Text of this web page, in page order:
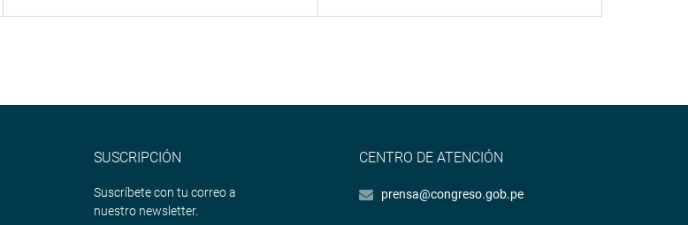
SUSCRIPCIÓN
Suscríbete con tu correo a
nuestro newsletter.
CENTRO DE ATENCIÓN
prensa@congreso.gob.pe